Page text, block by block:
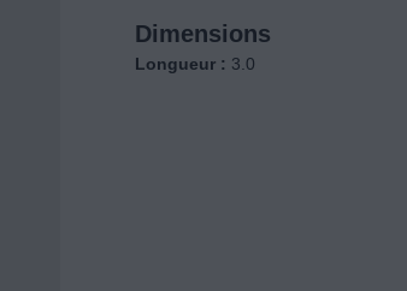
Dimensions
Longueur : 3.0